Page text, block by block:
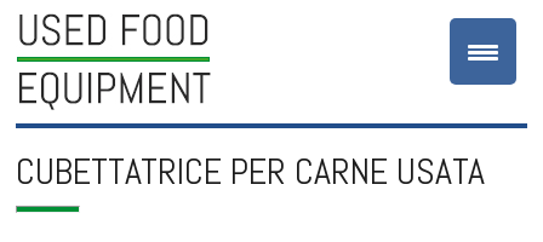
CUBETTATRICE PER CARNE USATA